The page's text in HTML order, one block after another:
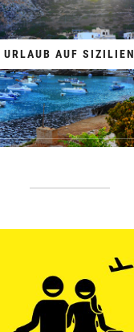
URLAUB AUF SIZILIEN